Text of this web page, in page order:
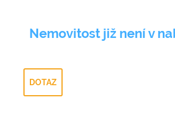
Nemovitost již není v
DOTAZ